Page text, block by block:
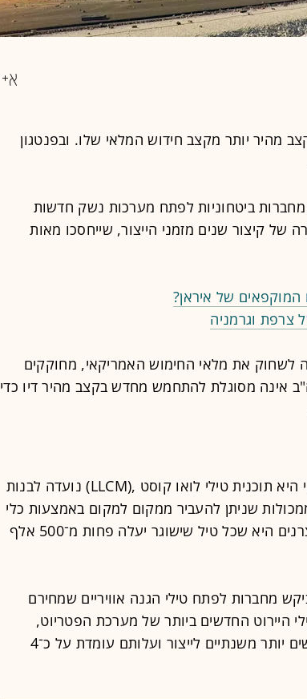
מהיר יותר מקצב חידוש המלאי שלו. ובפנטגון
מחברות ביטחוניות לפתח מערכות נשק חדשות
קיצור שנים מזמני הייצור, שייחסכו מאות
המוקפאים של איראן?
צרפת וגרמניה
לשחוק את מלאי החימוש האמריקאי, מחוקקים
אינה מסוגלת להתחמש מחדש בקצב מהיר דיו כדי
אחת היוזמות של הצבא האמריקאי היא תוכנית טילי לואו קוסט ,(LLCM) נועדה לבנות
שניתן להעביר ממקום למקום באמצעות כלי
רכב. אחת מדרישות המפתח מהיצרנים היא שכל טיל שישוגר יעלה פחות מ־500 אלף
מחברות לפתח טילי הגנה אוויריים שמחירם
טילי היירוט החדשים ביותר של מערכת הפטריוט,
המיוצרים בידי לוקהיד מרטין, דורשים יותר משנתיים לייצור ועלותם עומדת על כ־4